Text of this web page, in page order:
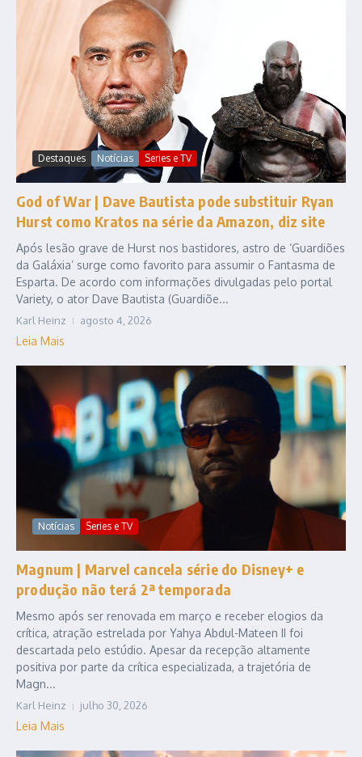
Destaques Notícias Series e TV
God of War | Dave Bautista pode substituir Ryan
Hurst como Kratos na série da Amazon, diz site
Após lesão grave de Hurst nos bastidores, astro de ‘Guardiões
da Galáxia’ surge como favorito para assumir o Fantasma de
Esparta. De acordo com informações divulgadas pelo portal
Variety, o ator Dave Bautista (Guardiõe...
Karl Heinz agosto 4, 2026
Leia Mais
Notícias Series e TV
Magnum | Marvel cancela série do Disney+ e
produção não terá 2ª temporada
Mesmo após ser renovada em março e receber elogios da
crítica, atração estrelada por Yahya Abdul-Mateen II foi
descartada pelo estúdio. Apesar da recepção altamente
positiva por parte da crítica especializada, a trajetória de
Magn...
Karl Heinz julho 30, 2026
Leia Mais